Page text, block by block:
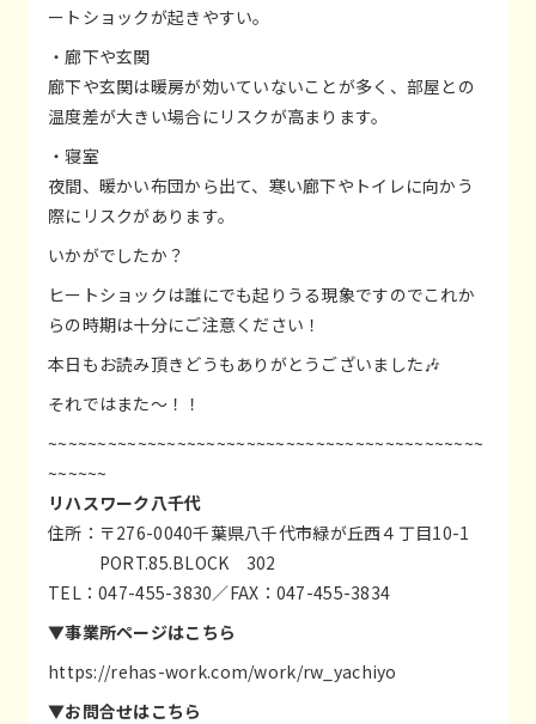
ートショックが起きやすい。
・廊下や玄関
廊下や玄関は暖房が効いていないことが多く、部屋との
温度差が大きい場合にリスクが高まります。
・寝室
夜間、暖かい布団から出て、寒い廊下やトイレに向かう
際にリスクがあります。
いかがでしたか？
ヒートショックは誰にでも起りうる現象ですのでこれか
らの時期は十分にご注意ください！
本日もお読み頂きどうもありがとうございました🎶
それではまた〜！！
~~~~~~~~~~~~~~~~~~~~~~~~~~~~~~~~~~~~~~~~~~~~
~~~~~~
リハスワーク八千代
住所：〒276-0040千葉県八千代市緑が丘西４丁目10-1
PORT.85.BLOCK 302
TEL：047-455-3830／FAX：047-455-3834
▼事業所ページはこちら
https://rehas-work.com/work/rw_yachiyo
▼お問合せはこちら